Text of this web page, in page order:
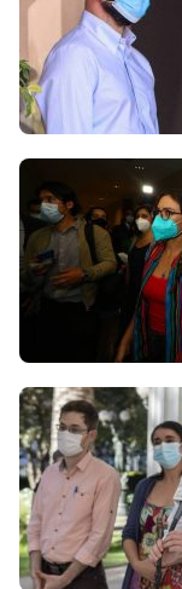
Contenido